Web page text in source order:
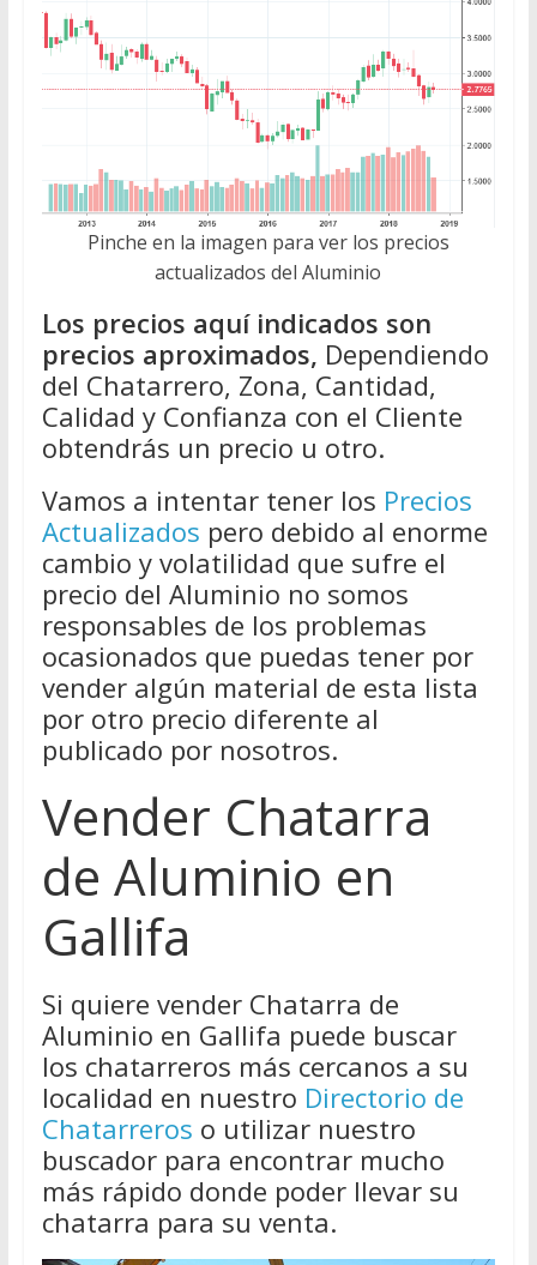
Pinche en la imagen para ver los precios
actualizados del Aluminio
Los precios aquí indicados son
precios aproximados, Dependiendo
del Chatarrero, Zona, Cantidad,
Calidad y Confianza con el Cliente
obtendrás un precio u otro.
Vamos a intentar tener los Precios
Actualizados pero debido al enorme
cambio y volatilidad que sufre el
precio del Aluminio no somos
responsables de los problemas
ocasionados que puedas tener por
vender algún material de esta lista
por otro precio diferente al
publicado por nosotros.
Vender Chatarra
de Aluminio en
Gallifa
Si quiere vender Chatarra de
Aluminio en Gallifa puede buscar
los chatarreros más cercanos a su
localidad en nuestro Directorio de
Chatarreros o utilizar nuestro
buscador para encontrar mucho
más rápido donde poder llevar su
chatarra para su venta.